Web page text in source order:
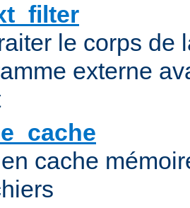
le corps de
externe
cache